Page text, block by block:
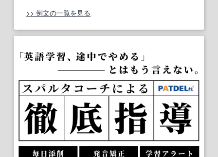
>> 例文の一覧を見る